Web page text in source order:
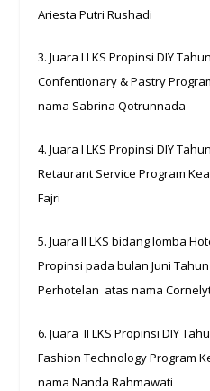
Ariesta Putri Rushadi
3. Juara I LKS Propinsi DIY
Confentionary & Pastry
nama Sabrina Qotrunnada
4. Juara I LKS Propinsi DIY
Retaurant Service Program
Fajri
5. Juara II LKS bidang lomba
Propinsi pada bulan Juni
Perhotelan atas nama
6. Juara II LKS Propinsi DIY
Fashion Technology Program
nama Nanda Rahmawati